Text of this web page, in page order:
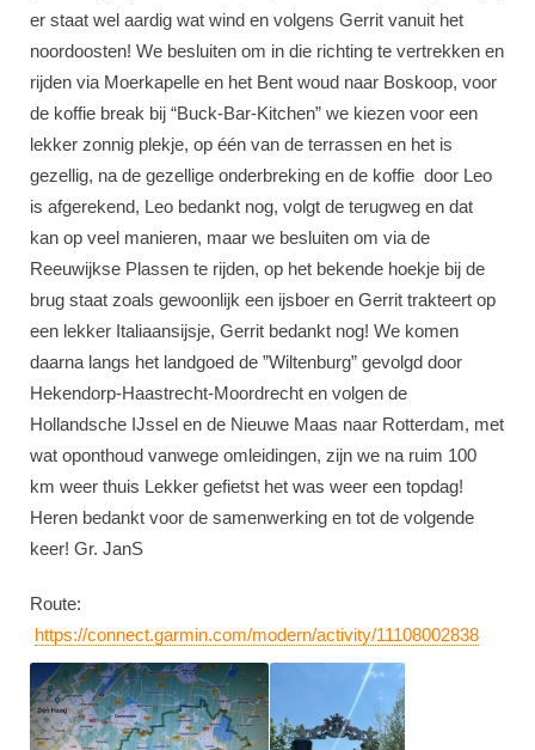
er staat wel aardig wat wind en volgens Gerrit vanuit het
noordoosten! We besluiten om in die richting te vertrekken en
rijden via Moerkapelle en het Bent woud naar Boskoop, voor
de koffie break bij “Buck-Bar-Kitchen” we kiezen voor een
lekker zonnig plekje, op één van de terrassen en het is
gezellig, na de gezellige onderbreking en de koffie door Leo
is afgerekend, Leo bedankt nog, volgt de terugweg en dat
kan op veel manieren, maar we besluiten om via de
Reeuwijkse Plassen te rijden, op het bekende hoekje bij de
brug staat zoals gewoonlijk een ijsboer en Gerrit trakteert op
een lekker Italiaansijsje, Gerrit bedankt nog! We komen
daarna langs het landgoed de ”Wiltenburg” gevolgd door
Hekendorp-Haastrecht-Moordrecht en volgen de
Hollandsche IJssel en de Nieuwe Maas naar Rotterdam, met
wat oponthoud vanwege omleidingen, zijn we na ruim 100
km weer thuis Lekker gefietst het was weer een topdag!
Heren bedankt voor de samenwerking en tot de volgende
keer! Gr. JanS
Route:
https://connect.garmin.com/modern/activity/11108002838